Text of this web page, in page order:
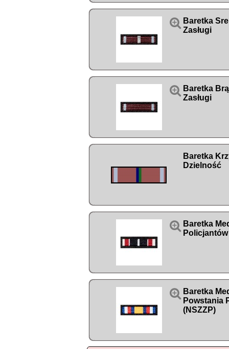
 Baretka
Zasługi
 Baretka
Zasługi
Baretka
Dzielność
 Baretka
Policjantów
 Baretka
Powstania
(NSZZP)